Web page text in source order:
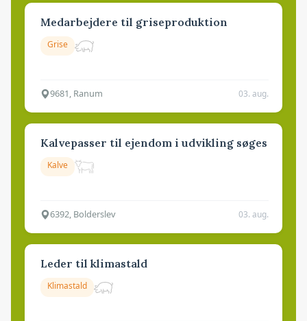
Medarbejdere til griseproduktion
Grise
9681, Ranum 03. aug.
Kalvepasser til ejendom i udvikling søges
Kalve
6392, Bolderslev 03. aug.
Leder til klimastald
Klimastald